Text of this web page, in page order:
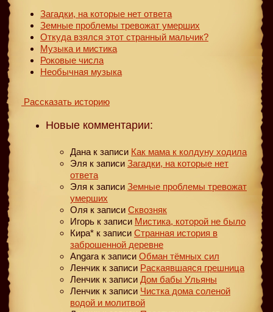
Загадки, на которые нет ответа
Земные проблемы тревожат умерших
Откуда взялся этот странный мальчик?
Музыка и мистика
Роковые числа
Необычная музыка
Рассказать историю
Новые комментарии:
Дана к записи Как мама к колдуну ходила
Эля к записи Загадки, на которые нет
ответа
Эля к записи Земные проблемы тревожат
умерших
Оля к записи Сквозняк
Игорь к записи Мистика, которой не было
Кира* к записи Странная история в
заброшенной деревне
Angara к записи Обман тёмных сил
Ленчик к записи Раскаявшаяся грешница
Ленчик к записи Дом бабы Ульяны
Ленчик к записи Чистка дома соленой
водой и молитвой